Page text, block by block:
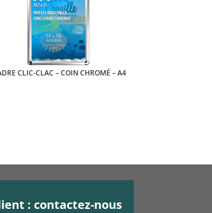
CLIC-CLAC – COIN CHROMÉ – A4
: contactez-nous